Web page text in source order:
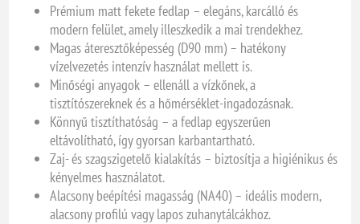
Prémium matt fekete fedlap – elegáns, karcálló és
modern felület, amely illeszkedik a mai trendekhez.
Magas áteresztőképesség (D90 mm) – hatékony
vízelvezetés intenzív használat mellett is.
Minőségi anyagok – ellenáll a vízkőnek, a
tisztítószereknek és a hőmérséklet-ingadozásnak.
Könnyű tisztíthatóság – a fedlap egyszerűen
eltávolítható, így gyorsan karbantartható.
Zaj- és szagszigetelő kialakítás – biztosítja a higiénikus és
kényelmes használatot.
Alacsony beépítési magasság (NA40) – ideális modern,
alacsony profilú vagy lapos zuhanytálcákhoz.